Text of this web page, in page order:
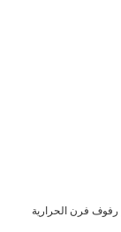
رفوف فرن الحرارية